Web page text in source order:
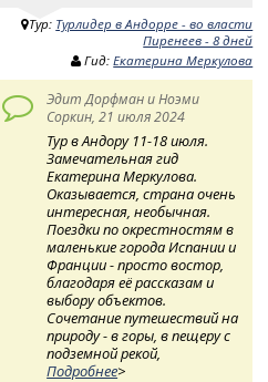
Тур: Турлидер в Андорре - во власти
Пиренеев - 8 дней
Гид:Екатерина Меркулова
Эдит Дорфман и Ноэми
Соркин, 21 июля 2024
Тур в Андору 11-18 июля.
Замечательная гид
Екатерина Меркулова.
Оказывается, страна очень
интересная, необычная.
Поездки по окрестностям в
маленькие города Испании и
Франции - просто востор,
благодаря её рассказам и
выбору объектов.
Сочетание путешествий на
природу - в горы, в пещеру с
подземной рекой,
Подробнее>